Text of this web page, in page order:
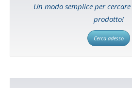
Un modo semplice per
prodotto!
Cerca adesso